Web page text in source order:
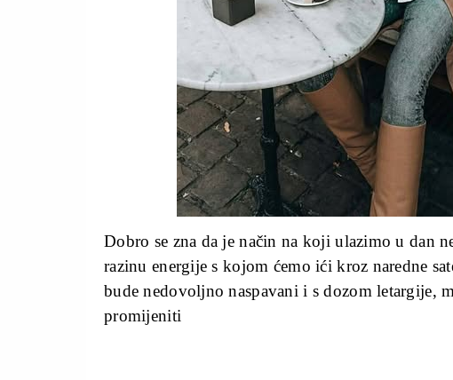
Dobro se zna da je način na koji ulazimo u dan
razinu energije s kojom ćemo ići kroz naredne
bude nedovoljno naspavani i s dozom letargije,
promijeniti